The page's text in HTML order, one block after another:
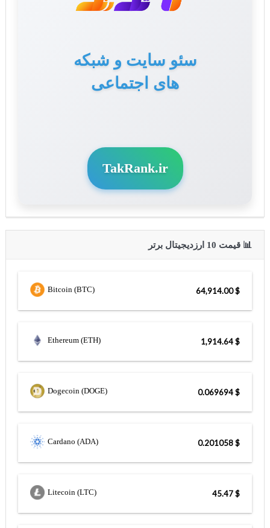
سئو سایت و شبکه
های اجتماعی
TakRank.ir
📊 قیمت 10 ارزدیجیتال برتر
Bitcoin (BTC) $ 64,914.00
Ethereum (ETH) $ 1,914.64
Dogecoin (DOGE) $ 0.069694
Cardano (ADA) $ 0.201058
Litecoin (LTC) $ 45.47